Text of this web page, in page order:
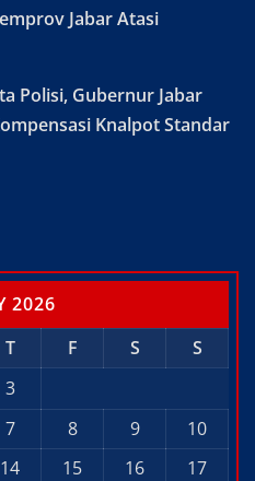
Jabar Atasi
Polisi, Gubernur Jabar
Knalpot Standar
2026
T F S
S
3
7 8 9
10
14 15 16 17